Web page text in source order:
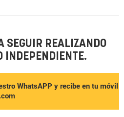
SEGUIR REALIZANDO
INDEPENDIENTE.
WhatsAPP y recibe en tu móvil